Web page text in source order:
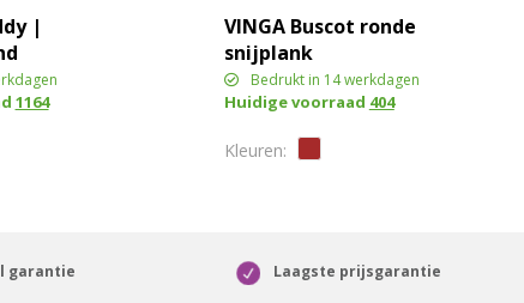
|
1164
VINGA Buscot ronde
snijplank
Bedrukt in 14 werkdagen
Huidige voorraad 404
garantie Laagste prijsgarantie